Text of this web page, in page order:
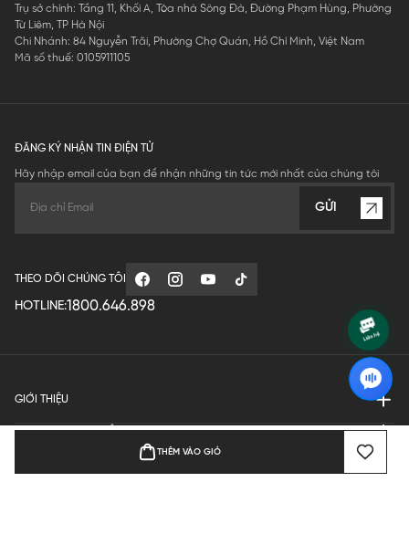
THÊM VÀO GIỎ
Trụ sở chính: Tầng 11, Khối A, Tòa nhà Sông Đà, Đường Phạm Hùng, Phường
Từ Liêm, TP Hà Nội
Chi Nhánh: 84 Nguyễn Trãi, Phường Chợ Quán, Hồ Chí Minh, Việt Nam
Mã số thuế: 0105911105
ĐĂNG KÝ NHẬN TIN ĐIỆN TỬ
Hãy nhập email của bạn để nhận những tin tức mới nhất của chúng tôi
GỬI
THEO DÕI CHÚNG TÔI
HOTLINE:1800.646.898
GIỚI THIỆU
QUY ĐỊNH HOẠT ĐỘNG